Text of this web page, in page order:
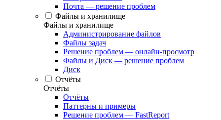
Почта — решение проблем
Файлы и хранилище
Файлы и хранилище
Администрирование файлов
Файлы задач
Решение проблем — онлайн-просмотр
Файлы и Диск — решение проблем
Диск
Отчёты
Отчёты
Отчёты
Паттерны и примеры
Решение проблем — FastReport